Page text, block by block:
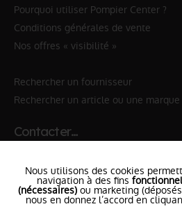
Pourquoi utiliser Pompier Center ?
Conditions générales de vente
Nos offres « visibilité »
Rechercher un fournisseur
Rechercher un article ou une marque
Contacter…
✆ 18№National Sapeurs-Pompiers
le SDISle plus proche
Nous utilisons des cookies
navigation à des fins
(nécessaires) ou marketing
nous en donnez l’accord en